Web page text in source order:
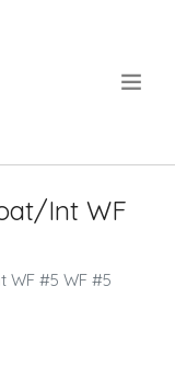
Int WF
WF #5 WF #5